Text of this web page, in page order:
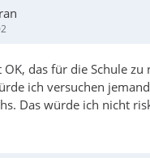
das für die Schule
ich versuchen
Das würde ich nicht